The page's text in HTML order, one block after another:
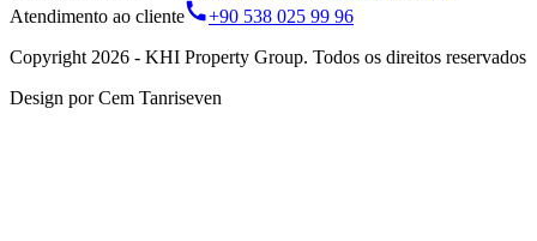
Atendimento ao cliente
+90 538 025 99 96
Copyright 2026 - KHI Property Group. Todos os direitos reservados
Design por Cem Tanriseven